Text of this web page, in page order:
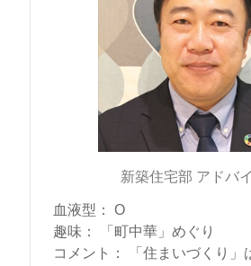
新築住宅部 アドバ
血液型 ：
O
趣味 ：
「町中華」めぐり
コメント
：
「住まいづくり」